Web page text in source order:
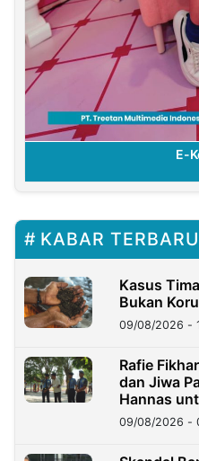
E-
KABAR TERBARU
Kasus
Bukan
09/08/2026 -
Rafie
dan Jiwa
Hannas
09/08/2026 -